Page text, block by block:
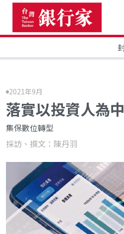
2021年9月
落實以投資人為
集保數位轉型
採訪、撰文：陳丹羽